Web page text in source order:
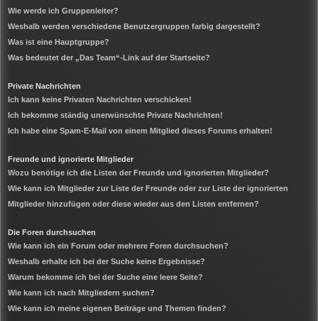
Wie werde ich Gruppenleiter?
Weshalb werden verschiedene Benutzergruppen farbig dargestellt?
Was ist eine Hauptgruppe?
Was bedeutet der „Das Team“-Link auf der Startseite?
Private Nachrichten
Ich kann keine Privaten Nachrichten verschicken!
Ich bekomme ständig unerwünschte Private Nachrichten!
Ich habe eine Spam-E-Mail von einem Mitglied dieses Forums erhalten!
Freunde und ignorierte Mitglieder
Wozu benötige ich die Listen der Freunde und ignorierten Mitglieder?
Wie kann ich Mitglieder zur Liste der Freunde oder zur Liste der ignorierten
Mitglieder hinzufügen oder diese wieder aus den Listen entfernen?
Die Foren durchsuchen
Wie kann ich ein Forum oder mehrere Foren durchsuchen?
Weshalb erhalte ich bei der Suche keine Ergebnisse?
Warum bekomme ich bei der Suche eine leere Seite?
Wie kann ich nach Mitgliedern suchen?
Wie kann ich meine eigenen Beiträge und Themen finden?